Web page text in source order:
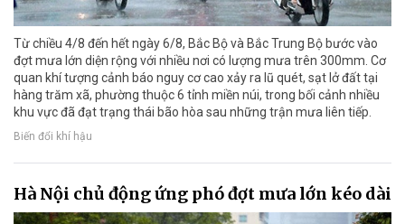
Từ chiều 4/8 đến hết ngày 6/8, Bắc Bộ và Bắc Trung Bộ bước vào
đợt mưa lớn diện rộng với nhiều nơi có lượng mưa trên 300mm. Cơ
quan khí tượng cảnh báo nguy cơ cao xảy ra lũ quét, sạt lở đất tại
hàng trăm xã, phường thuộc 6 tỉnh miền núi, trong bối cảnh nhiều
khu vực đã đạt trạng thái bão hòa sau những trận mưa liên tiếp.
Biến đổi khí hậu
Hà Nội chủ động ứng phó đợt mưa lớn kéo dài